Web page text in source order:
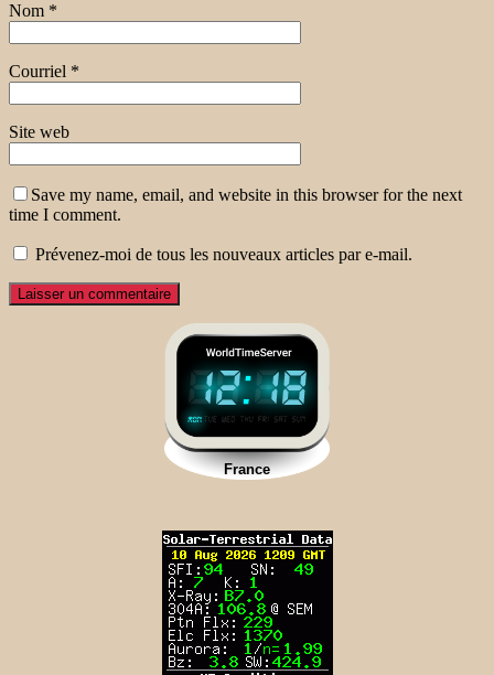
Nom *
Courriel *
Site web
Save my name, email, and website in this browser for the next
time I comment.
Prévenez-moi de tous les nouveaux articles par e-mail.